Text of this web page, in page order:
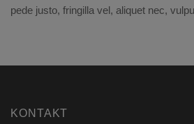
pede justo, fringilla vel, aliquet nec,
KONTAKT